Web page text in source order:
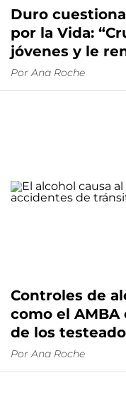
Duro
por la Vida:
jóvenes y le
Por Ana Roche
Controles de
como el AMBA
de los
Por Ana Roche